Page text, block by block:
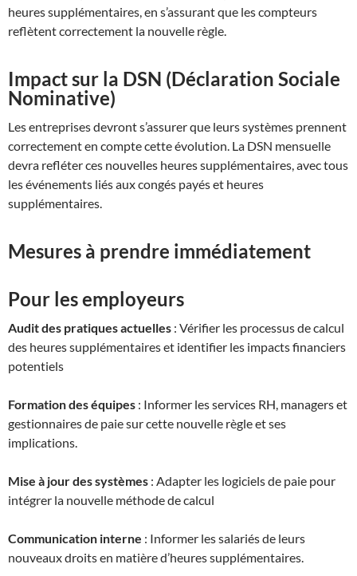
heures supplémentaires, en s’assurant que les compteurs
reflètent correctement la nouvelle règle.
Impact sur la DSN (Déclaration Sociale
Nominative)
Les entreprises devront s’assurer que leurs systèmes prennent
correctement en compte cette évolution. La DSN mensuelle
devra refléter ces nouvelles heures supplémentaires, avec tous
les événements liés aux congés payés et heures
supplémentaires.
Mesures à prendre immédiatement
Pour les employeurs
Audit des pratiques actuelles : Vérifier les processus de calcul
des heures supplémentaires et identifier les impacts financiers
potentiels
Formation des équipes : Informer les services RH, managers et
gestionnaires de paie sur cette nouvelle règle et ses
implications.
Mise à jour des systèmes : Adapter les logiciels de paie pour
intégrer la nouvelle méthode de calcul
Communication interne : Informer les salariés de leurs
nouveaux droits en matière d’heures supplémentaires.